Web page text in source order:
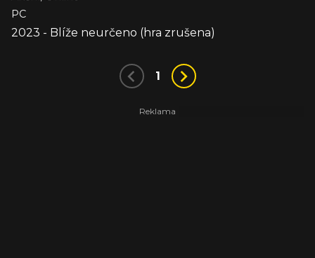
PC
2023 - Blíže neurčeno (hra zrušena)
1